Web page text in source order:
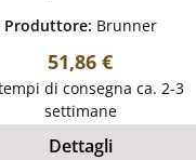
Produttore: Brunner
Prezzo normale:
51,86 €
di consegna ca. 2-3
settimane
Dettagli